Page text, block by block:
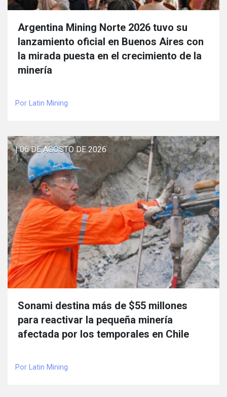
Argentina Mining Norte 2026 tuvo su
lanzamiento oficial en Buenos Aires con
la mirada puesta en el crecimiento de la
minería
Por Latin Mining
| 06 DE AGOSTO DE 2026
Sonami destina más de $55 millones
para reactivar la pequeña minería
afectada por los temporales en Chile
Por Latin Mining